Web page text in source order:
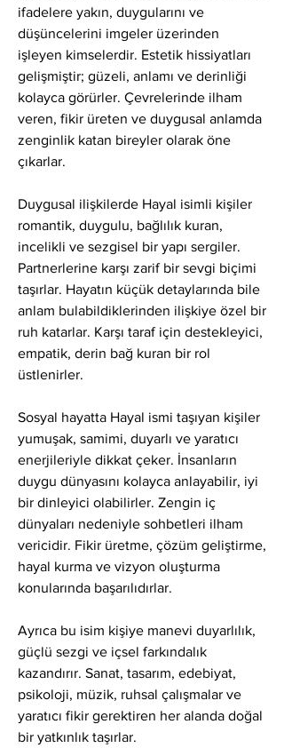
ifadelere yakın, duygularını ve
düşüncelerini imgeler üzerinden
işleyen kimselerdir. Estetik hissiyatları
gelişmiştir; güzeli, anlamı ve derinliği
kolayca görürler. Çevrelerinde ilham
veren, fikir üreten ve duygusal anlamda
zenginlik katan bireyler olarak öne
çıkarlar.
Duygusal ilişkilerde Hayal isimli kişiler
romantik, duygulu, bağlılık kuran,
incelikli ve sezgisel bir yapı sergiler.
Partnerlerine karşı zarif bir sevgi biçimi
taşırlar. Hayatın küçük detaylarında bile
anlam bulabildiklerinden ilişkiye özel bir
ruh katarlar. Karşı taraf için destekleyici,
empatik, derin bağ kuran bir rol
üstlenirler.
Sosyal hayatta Hayal ismi taşıyan kişiler
yumuşak, samimi, duyarlı ve yaratıcı
enerjileriyle dikkat çeker. İnsanların
duygu dünyasını kolayca anlayabilir, iyi
bir dinleyici olabilirler. Zengin iç
dünyaları nedeniyle sohbetleri ilham
vericidir. Fikir üretme, çözüm geliştirme,
hayal kurma ve vizyon oluşturma
konularında başarılıdırlar.
Ayrıca bu isim kişiye manevi duyarlılık,
güçlü sezgi ve içsel farkındalık
kazandırır. Sanat, tasarım, edebiyat,
psikoloji, müzik, ruhsal çalışmalar ve
yaratıcı fikir gerektiren her alanda doğal
bir yatkınlık taşırlar.